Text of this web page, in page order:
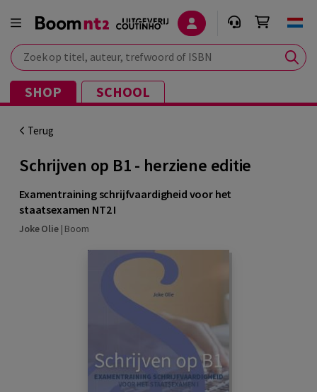
Zoek op titel, auteur, trefwoord of ISBN
SHOP SCHOOL
Terug
Schrijven op B1 - herziene editie
Examentraining schrijfvaardigheid voor het
staatsexamen NT2 I
Joke Olie| Boom